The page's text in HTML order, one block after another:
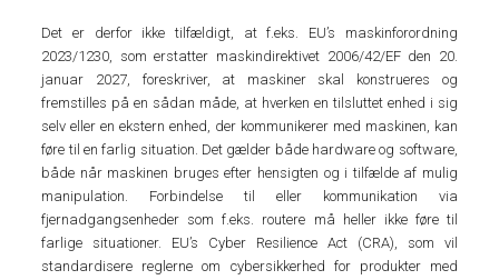
Det er derfor ikke tilfældigt, at f.eks. EU’s maskinforordning
2023/1230, som erstatter maskindirektivet 2006/42/EF den 20.
januar 2027, foreskriver, at maskiner skal konstrueres og
fremstilles på en sådan måde, at hverken en tilsluttet enhed i sig
selv eller en ekstern enhed, der kommunikerer med maskinen, kan
føre til en farlig situation. Det gælder både hardware og software,
både når maskinen bruges efter hensigten og i tilfælde af mulig
manipulation. Forbindelse til eller kommunikation via
fjernadgangsenheder som f.eks. routere må heller ikke føre til
farlige situationer. EU’s Cyber Resilience Act (CRA), som vil
standardisere reglerne om cybersikkerhed for produkter med